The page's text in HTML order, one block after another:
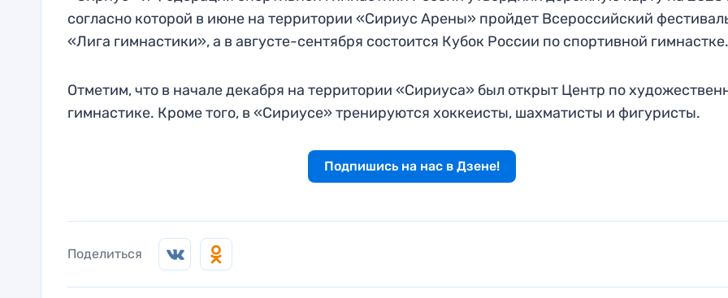
согласно которой в июне на территории «Сириус Арены» пройдет Всероссийский
«Лига гимнастики», а в августе-сентября состоится Кубок России по спортивной гимнастке.
Отметим, что в начале декабря на территории «Сириуса» был открыт Центр по
гимнастике. Кроме того, в «Сириусе» тренируются хоккеисты, шахматисты и фигуристы.
Подпишись на нас в Дзене!
Поделиться